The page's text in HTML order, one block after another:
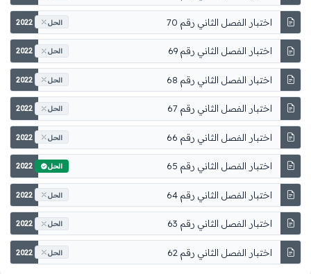
اختبار الفصل الثاني رقم 70 2022 الحل
اختبار الفصل الثاني رقم 69 2022 الحل
اختبار الفصل الثاني رقم 68 2022 الحل
اختبار الفصل الثاني رقم 67 2022 الحل
اختبار الفصل الثاني رقم 66 2022 الحل
اختبار الفصل الثاني رقم 65 2022 الحل
اختبار الفصل الثاني رقم 64 2022 الحل
اختبار الفصل الثاني رقم 63 2022 الحل
اختبار الفصل الثاني رقم 62 2022 الحل